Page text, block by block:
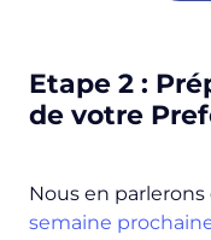
Etape 2 :
de votre
Nous en
semaine